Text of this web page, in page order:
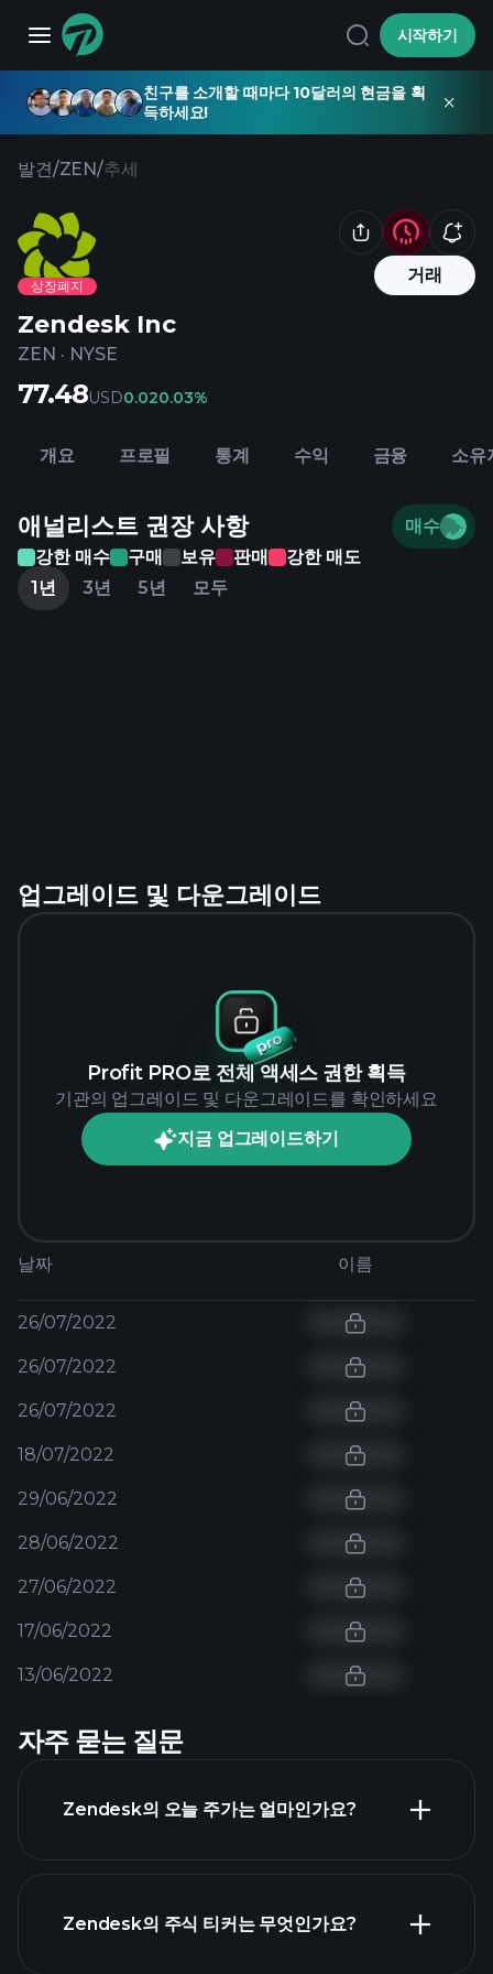
시작하기
친구를 소개할 때마다 10달러의 현금을 획
득하세요!
발견/ZEN/추세
상장폐지
거래
Zendesk Inc
ZEN · NYSE
77.48USD0.020.03%
개요 프로필 통계 수익 금융 소유
애널리스트 권장 사항
매수
강한 매수
구매 보유 판매
강한 매도
1년
3년 5년 모두
업그레이드 및 다운그레이드
Profit PRO로 전체 액세스 권한 획득
기관의 업그레이드 및 다운그레이드를 확인하세요
지금 업그레이드하기
날짜 이름
26/07/2022
26/07/2022
26/07/2022
18/07/2022
29/06/2022
28/06/2022
27/06/2022
17/06/2022
13/06/2022
자주 묻는 질문
Zendesk의 오늘 주가는 얼마인가요?
고급
Zendesk의 주식 티커는 무엇인가요?